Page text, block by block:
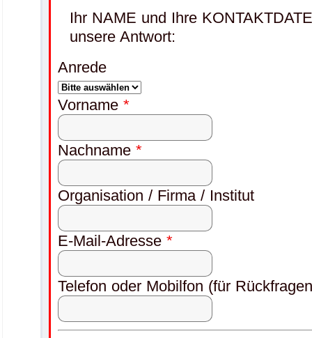
Ihr NAME und Ihre
unsere Antwort:
Anrede
Vorname *
Nachname *
Organisation / Firma / Institut
E-Mail-Adresse *
Telefon oder Mobilfon (für